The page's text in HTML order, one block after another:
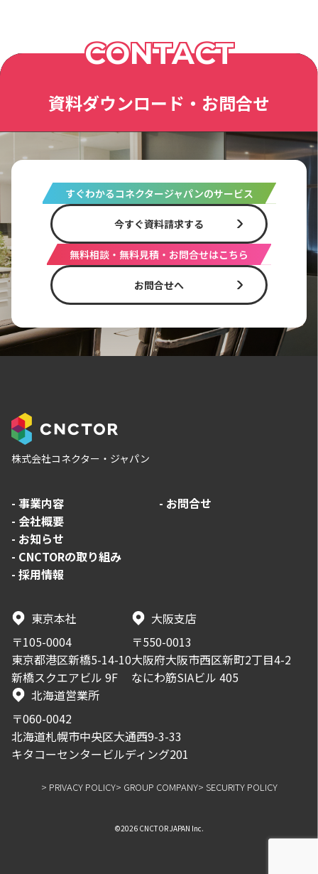
CONTACT
資料ダウンロード・お問合せ
すぐわかるコネクタージャパンのサービス
今すぐ資料請求する
無料相談・無料見積・お問合せはこちら
お問合せへ
株式会社コネクター・ジャパン
東京本社
〒105-0004
東京都港区新橋5-14-10
新橋スクエアビル 9F
大阪支店
〒550-0013
大阪府大阪市西区新町2丁目4-2
なにわ筋SIAビル 405
北海道営業所
〒060-0042
北海道札幌市中央区大通西9-3-33
キタコーセンタービルディング201
- 事業内容
- 会社概要
- お知らせ
- CNCTORの取り組み
- 採用情報
- お問合せ
> PRIVACY POLICY> GROUP COMPANY> SECURITY POLICY
©2026 CNCTOR JAPAN Inc.